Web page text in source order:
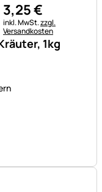
1kg
3,25€
Steuerhinweis:
inkl. MwSt.zzgl.
Versandkosten